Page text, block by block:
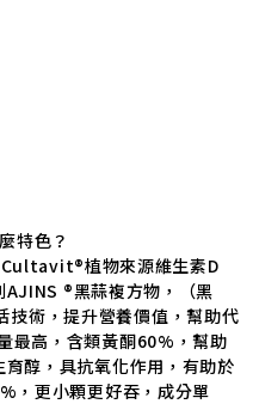
特色？
植物來源維生素D
®黑蒜複方物，（黑
技術，提升營養價值，幫助代
最高，含類黃酮60%，幫助
醇，具抗氧化作用，有助於
，更小顆更好吞，成分單